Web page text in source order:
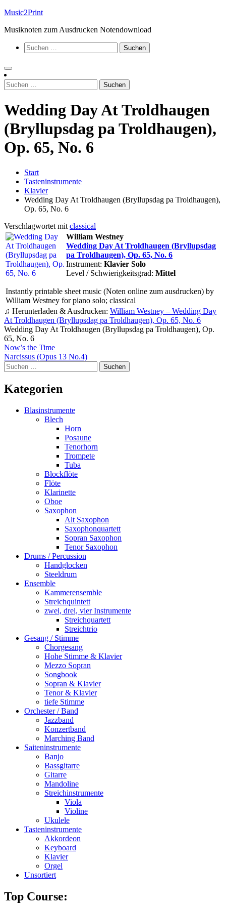
Zum
springen
Music2Print
Musiknoten zum Ausdrucken Notendownload
Suchen
nach:
Suchen
nach:
Wedding Day At Troldhaugen
(Bryllupsdag pa Troldhaugen),
Op. 65, No. 6
Start
Tasteninstrumente
Klavier
Wedding Day At Troldhaugen (Bryllupsdag pa Troldhaugen),
Op. 65, No. 6
Verschlagwortet mit classical
William Westney
Wedding Day At Troldhaugen (Bryllupsdag
pa Troldhaugen), Op. 65, No. 6
Instrument: Klavier Solo
Level / Schwierigkeitsgrad: Mittel
Instantly printable sheet music (Noten online zum ausdrucken) by
William Westney for piano solo; classical
♫ Herunterladen & Ausdrucken: William Westney – Wedding Day
At Troldhaugen (Bryllupsdag pa Troldhaugen), Op. 65, No. 6
Wedding Day At Troldhaugen (Bryllupsdag pa Troldhaugen), Op.
65, No. 6
Beitragsnavigation
Now’s the Time
Narcissus (Opus 13 No.4)
Suchen
nach:
Kategorien
Blasinstrumente
Blech
Horn
Posaune
Tenorhorn
Trompete
Tuba
Blockflöte
Flöte
Klarinette
Oboe
Saxophon
Alt Saxophon
Saxophonquartett
Sopran Saxophon
Tenor Saxophon
Drums / Percussion
Handglocken
Steeldrum
Ensemble
Kammerensemble
Streichquintett
zwei, drei, vier Instrumente
Streichquartett
Streichtrio
Gesang / Stimme
Chorgesang
Hohe Stimme & Klavier
Mezzo Sopran
Songbook
Sopran & Klavier
Tenor & Klavier
tiefe Stimme
Orchester / Band
Jazzband
Konzertband
Marching Band
Saiteninstrumente
Banjo
Bassgitarre
Gitarre
Mandoline
Streichinstrumente
Viola
Violine
Ukulele
Tasteninstrumente
Akkordeon
Keyboard
Klavier
Orgel
Unsortiert
Top Course: